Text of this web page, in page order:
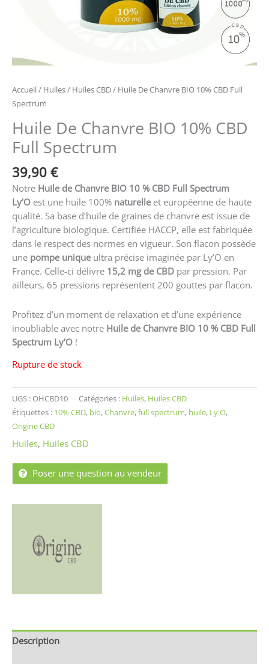
Accueil/ Huiles/ Huiles CBD/ Huile De Chanvre BIO 10% CBD Full
Spectrum
Huile De Chanvre BIO 10% CBD
Full Spectrum
39,90 €
Notre Huile de Chanvre BIO 10 % CBD Full Spectrum
Ly’O est une huile 100% naturelleet européenne de haute
qualité. Sa base d’huile de graines de chanvre est issue de
l’agriculture biologique. Certifiée HACCP, elle est fabriquée
dans le respect des normes en vigueur. Son flacon possède
une pompe uniqueultra précise imaginée par Ly’O en
France. Celle-ci délivre 15,2 mg de CBD par pression. Par
ailleurs, 65 pressions représentent 200 gouttes par flacon.
Profitez d’un moment de relaxation et d’une expérience
inoubliable avec notre Huile de Chanvre BIO 10 % CBD Full
Spectrum Ly’O !
Rupture de stock
UGS : OHCBD10 Catégories : Huiles, Huiles CBD
Étiquettes : 10% CBD, bio,Chanvre,full spectrum, huile, Ly'O,
Origine CBD
Huiles, Huiles CBD
Poser une question au vendeur
Description